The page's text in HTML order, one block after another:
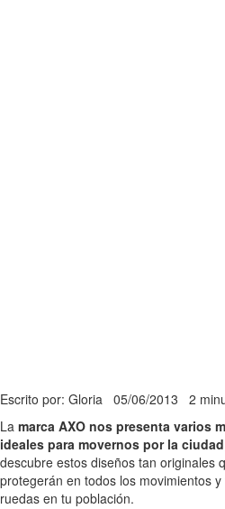
Escrito por: Gloria 05/06/2013 2
La marca AXO nos presenta varios
ideales para movernos por la ciudad
descubre estos diseños tan originales
protegerán en todos los movimientos
ruedas en tu población.